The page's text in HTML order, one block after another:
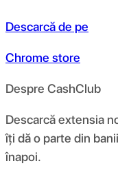
Descarcă de pe
Chrome store
Despre CashClub
Descarcă extensia
îți dă o parte din
înapoi.